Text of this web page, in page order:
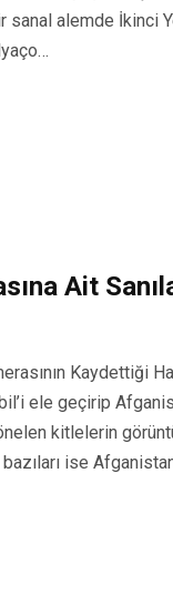
sanal alemde İkinci
Ait
Kaydettiği
ele geçirip
kitlelerin
ise